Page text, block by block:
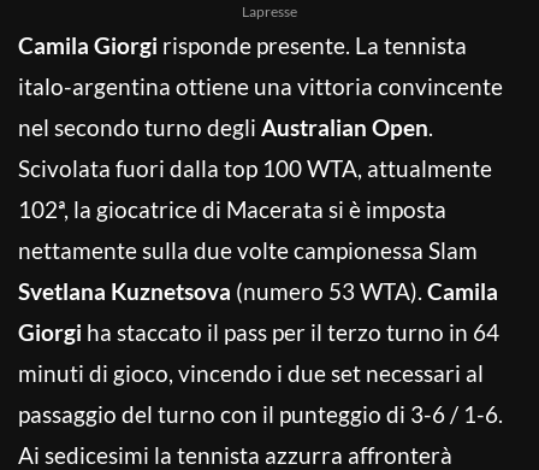
Lapresse
Camila Giorgi risponde presente. La tennista
italo-argentina ottiene una vittoria convincente
nel secondo turno degli Australian Open.
Scivolata fuori dalla top 100 WTA, attualmente
102ª, la giocatrice di Macerata si è imposta
nettamente sulla due volte campionessa Slam
Svetlana Kuznetsova (numero 53 WTA). Camila
Giorgi ha staccato il pass per il terzo turno in 64
minuti di gioco, vincendo i due set necessari al
passaggio del turno con il punteggio di 3-6 / 1-6.
Ai sedicesimi la tennista azzurra affronterà